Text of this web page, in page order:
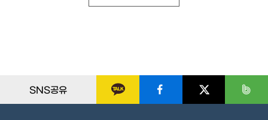
SNS공유